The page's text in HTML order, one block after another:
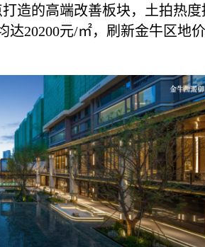
造的高端改善板块，土拍热度
20200元/㎡，刷新金牛区地